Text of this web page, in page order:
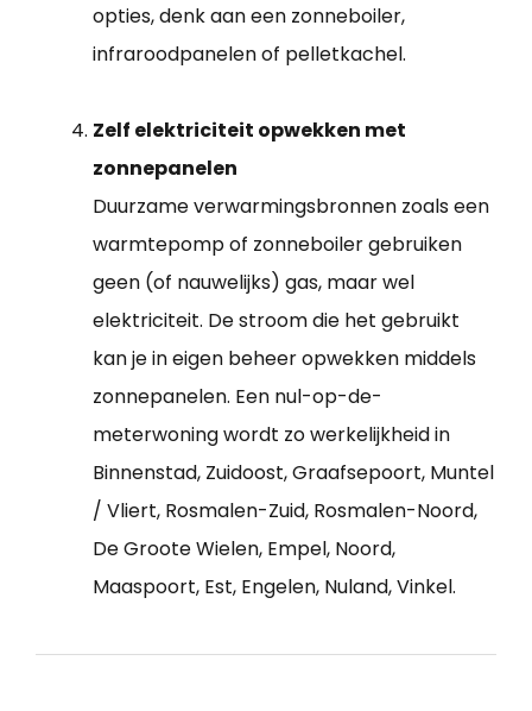
opties, denk aan een zonneboiler,
infraroodpanelen of pelletkachel.
Zelf elektriciteit opwekken met
zonnepanelen
Duurzame verwarmingsbronnen zoals een
warmtepomp of zonneboiler gebruiken
geen (of nauwelijks) gas, maar wel
elektriciteit. De stroom die het gebruikt
kan je in eigen beheer opwekken middels
zonnepanelen. Een nul-op-de-
meterwoning wordt zo werkelijkheid in
Binnenstad, Zuidoost, Graafsepoort, Muntel
/ Vliert, Rosmalen-Zuid, Rosmalen-Noord,
De Groote Wielen, Empel, Noord,
Maaspoort, Est, Engelen, Nuland, Vinkel.